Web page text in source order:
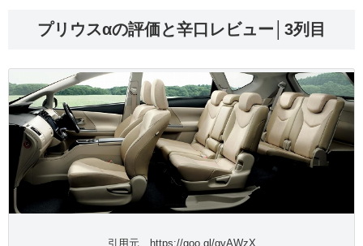
プリウスαの評価と辛口レビュー│3列目
引用元 https://goo.gl/gvAWzX